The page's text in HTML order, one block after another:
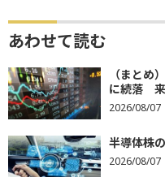
あわせて読む
（まとめ
に続落 来
2026/08/07
半導体株
2026/08/07